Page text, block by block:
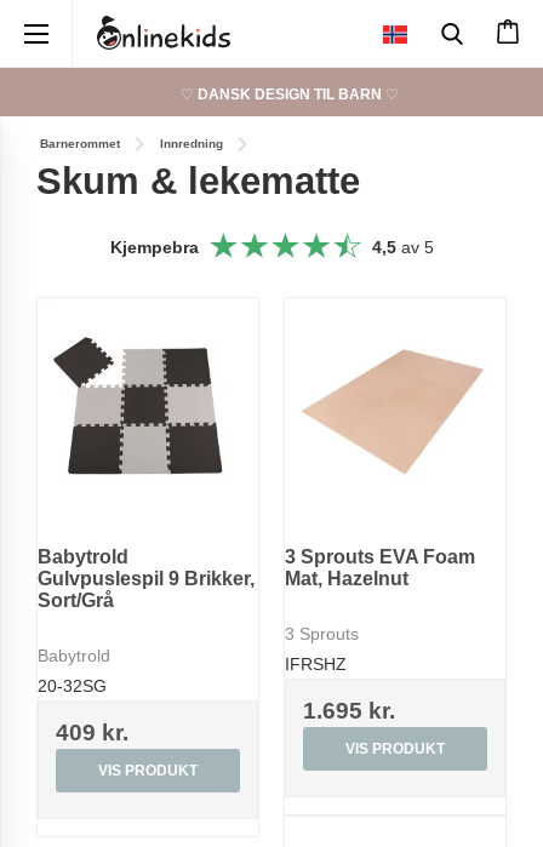
♡ DANSK DESIGN TIL BARN ♡
Barnerommet Innredning
Skum & lekematte
Kjempebra 4,5av 5
Babytrold
Gulvpuslespil 9 Brikker,
Sort/Grå
Babytrold
20-32SG
409 kr.
VIS PRODUKT
3 Sprouts EVA Foam
Mat, Hazelnut
3 Sprouts
IFRSHZ
1.695 kr.
VIS PRODUKT